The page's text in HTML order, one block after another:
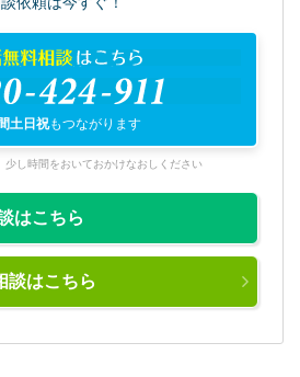
無料相談はこちら
424-911
土日祝もつながります
し時間をおいておかけなおしください
はこちら
談はこちら